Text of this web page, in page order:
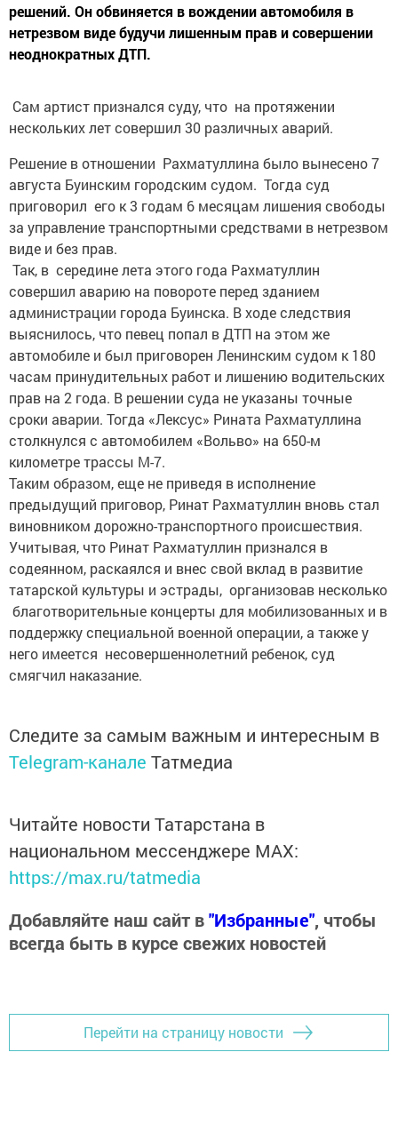
решений. Он обвиняется в вождении автомобиля в
нетрезвом виде будучи лишенным прав и совершении
неоднократных ДТП.
Сам артист признался суду, что на протяжении
нескольких лет совершил 30 различных аварий.
Решение в отношении Рахматуллина было вынесено 7
августа Буинским городским судом. Тогда суд
приговорил его к 3 годам 6 месяцам лишения свободы
за управление транспортными средствами в нетрезвом
виде и без прав.
Так, в середине лета этого года Рахматуллин
совершил аварию на повороте перед зданием
администрации города Буинска. В ходе следствия
выяснилось, что певец попал в ДТП на этом же
автомобиле и был приговорен Ленинским судом к 180
часам принудительных работ и лишению водительских
прав на 2 года. В решении суда не указаны точные
сроки аварии. Тогда «Лексус» Рината Рахматуллина
столкнулся с автомобилем «Вольво» на 650-м
километре трассы М-7.
Таким образом, еще не приведя в исполнение
предыдущий приговор, Ринат Рахматуллин вновь стал
виновником дорожно-транспортного происшествия.
Учитывая, что Ринат Рахматуллин признался в
содеянном, раскаялся и внес свой вклад в развитие
татарской культуры и эстрады, организовав несколько
благотворительные концерты для мобилизованных и в
поддержку специальной военной операции, а также у
него имеется несовершеннолетний ребенок, суд
смягчил наказание.
Следите за самым важным и интересным в
Telegram-канале Татмедиа
Читайте новости Татарстана в
национальном мессенджере MАХ:
https://max.ru/tatmedia
Добавляйте наш сайт в"Избранные", чтобы
всегда быть в курсе свежих новостей
Перейти на страницу новости